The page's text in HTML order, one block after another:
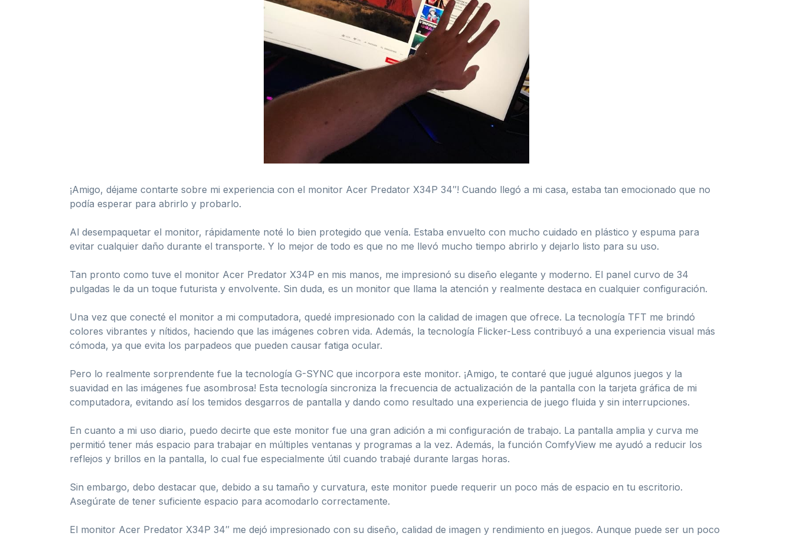
¡Amigo, déjame contarte sobre mi experiencia con el monitor Acer Predator X34P 34″! Cuando llegó a mi casa, estaba tan emocionado que no
podía esperar para abrirlo y probarlo.
Al desempaquetar el monitor, rápidamente noté lo bien protegido que venía. Estaba envuelto con mucho cuidado en plástico y espuma para
evitar cualquier daño durante el transporte. Y lo mejor de todo es que no me llevó mucho tiempo abrirlo y dejarlo listo para su uso.
Tan pronto como tuve el monitor Acer Predator X34P en mis manos, me impresionó su diseño elegante y moderno. El panel curvo de 34
pulgadas le da un toque futurista y envolvente. Sin duda, es un monitor que llama la atención y realmente destaca en cualquier configuración.
Una vez que conecté el monitor a mi computadora, quedé impresionado con la calidad de imagen que ofrece. La tecnología TFT me brindó
colores vibrantes y nítidos, haciendo que las imágenes cobren vida. Además, la tecnología Flicker-Less contribuyó a una experiencia visual más
cómoda, ya que evita los parpadeos que pueden causar fatiga ocular.
Pero lo realmente sorprendente fue la tecnología G-SYNC que incorpora este monitor. ¡Amigo, te contaré que jugué algunos juegos y la
suavidad en las imágenes fue asombrosa! Esta tecnología sincroniza la frecuencia de actualización de la pantalla con la tarjeta gráfica de mi
computadora, evitando así los temidos desgarros de pantalla y dando como resultado una experiencia de juego fluida y sin interrupciones.
En cuanto a mi uso diario, puedo decirte que este monitor fue una gran adición a mi configuración de trabajo. La pantalla amplia y curva me
permitió tener más espacio para trabajar en múltiples ventanas y programas a la vez. Además, la función ComfyView me ayudó a reducir los
reflejos y brillos en la pantalla, lo cual fue especialmente útil cuando trabajé durante largas horas.
Sin embargo, debo destacar que, debido a su tamaño y curvatura, este monitor puede requerir un poco más de espacio en tu escritorio.
Asegúrate de tener suficiente espacio para acomodarlo correctamente.
El monitor Acer Predator X34P 34″ me dejó impresionado con su diseño, calidad de imagen y rendimiento en juegos. Aunque puede ser un poco